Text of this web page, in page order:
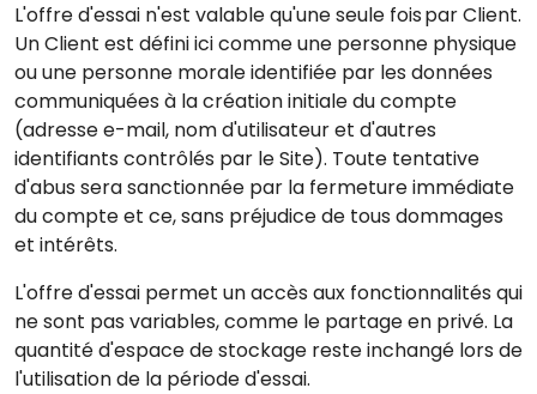
L'offre d'essai n'est valable qu'une seule fois par Client.
Un Client est défini ici comme une personne physique
ou une personne morale identifiée par les données
communiquées à la création initiale du compte
(adresse e-mail, nom d'utilisateur et d'autres
identifiants contrôlés par le Site). Toute tentative
d'abus sera sanctionnée par la fermeture immédiate
du compte et ce, sans préjudice de tous dommages
et intérêts.
L'offre d'essai permet un accès aux fonctionnalités qui
ne sont pas variables, comme le partage en privé. La
quantité d'espace de stockage reste inchangé lors de
l'utilisation de la période d'essai.